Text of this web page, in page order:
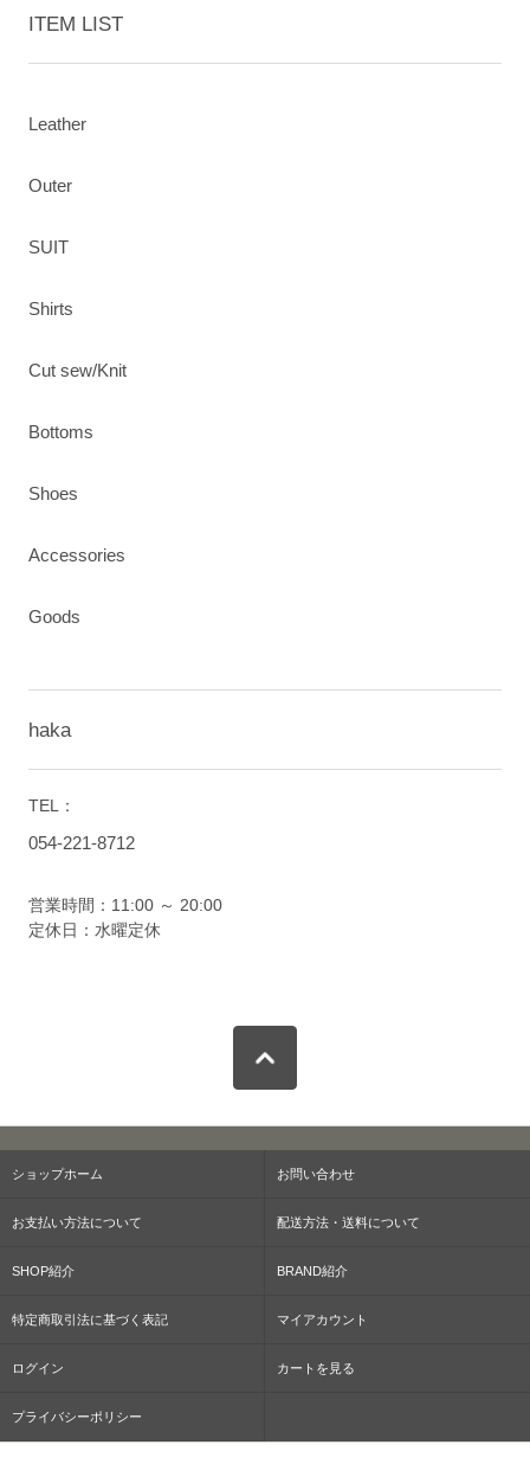
ITEM LIST
Leather
Outer
SUIT
Shirts
Cut sew/Knit
Bottoms
Shoes
Accessories
Goods
haka
TEL：
054-221-8712
営業時間：11:00 ～ 20:00
定休日：水曜定休
ショップホーム お問い合わせ
お支払い方法について 配送方法・送料について
SHOP紹介 BRAND紹介
特定商取引法に基づく表記 マイアカウント
ログイン カートを見る
プライバシーポリシー